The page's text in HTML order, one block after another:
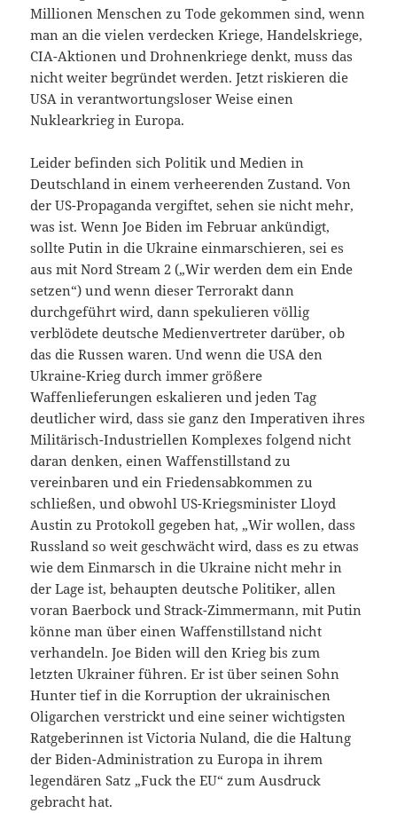
Millionen Menschen zu Tode gekommen sind, wenn
man an die vielen verdecken Kriege, Handelskriege,
CIA-Aktionen und Drohnenkriege denkt, muss das
nicht weiter begründet werden. Jetzt riskieren die
USA in verantwortungsloser Weise einen
Nuklearkrieg in Europa.
Leider befinden sich Politik und Medien in
Deutschland in einem verheerenden Zustand. Von
der US-Propaganda vergiftet, sehen sie nicht mehr,
was ist. Wenn Joe Biden im Februar ankündigt,
sollte Putin in die Ukraine einmarschieren, sei es
aus mit Nord Stream 2 („Wir werden dem ein Ende
setzen“) und wenn dieser Terrorakt dann
durchgeführt wird, dann spekulieren völlig
verblödete deutsche Medienvertreter darüber, ob
das die Russen waren. Und wenn die USA den
Ukraine-Krieg durch immer größere
Waffenlieferungen eskalieren und jeden Tag
deutlicher wird, dass sie ganz den Imperativen ihres
Militärisch-Industriellen Komplexes folgend nicht
daran denken, einen Waffenstillstand zu
vereinbaren und ein Friedensabkommen zu
schließen, und obwohl US-Kriegsminister Lloyd
Austin zu Protokoll gegeben hat, „Wir wollen, dass
Russland so weit geschwächt wird, dass es zu etwas
wie dem Einmarsch in die Ukraine nicht mehr in
der Lage ist, behaupten deutsche Politiker, allen
voran Baerbock und Strack-Zimmermann, mit Putin
könne man über einen Waffenstillstand nicht
verhandeln. Joe Biden will den Krieg bis zum
letzten Ukrainer führen. Er ist über seinen Sohn
Hunter tief in die Korruption der ukrainischen
Oligarchen verstrickt und eine seiner wichtigsten
Ratgeberinnen ist Victoria Nuland, die die Haltung
der Biden-Administration zu Europa in ihrem
legendären Satz „Fuck the EU“ zum Ausdruck
gebracht hat.